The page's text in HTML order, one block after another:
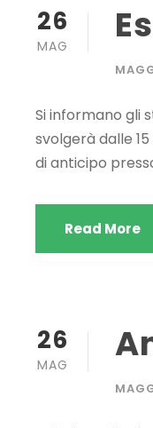
26
MAG
Si informano gli
svolgerà dalle
di anticipo
Read More
26
MAG